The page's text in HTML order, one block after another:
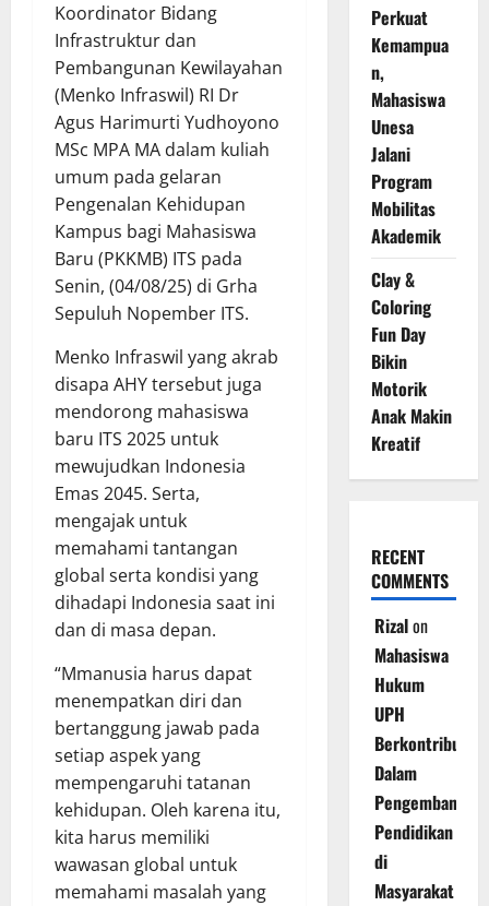
Koordinator Bidang
Infrastruktur dan
Pembangunan Kewilayahan
(Menko Infraswil) RI Dr
Agus Harimurti Yudhoyono
MSc MPA MA dalam kuliah
umum pada gelaran
Pengenalan Kehidupan
Kampus bagi Mahasiswa
Baru (PKKMB) ITS pada
Senin, (04/08/25) di Grha
Sepuluh Nopember ITS.
Menko Infraswil yang akrab
disapa AHY tersebut juga
mendorong mahasiswa
baru ITS 2025 untuk
mewujudkan Indonesia
Emas 2045. Serta,
mengajak untuk
memahami tantangan
global serta kondisi yang
dihadapi Indonesia saat ini
dan di masa depan.
“Mmanusia harus dapat
menempatkan diri dan
bertanggung jawab pada
setiap aspek yang
mempengaruhi tatanan
kehidupan. Oleh karena itu,
kita harus memiliki
wawasan global untuk
memahami masalah yang
Perkuat
Kemampua
n,
Mahasiswa
Unesa
Jalani
Program
Mobilitas
Akademik
Clay &
Coloring
Fun Day
Bikin
Motorik
Anak Makin
Kreatif
RECENT
COMMENTS
Rizalon
Mahasiswa
Hukum
UPH
Berkontribusi
Dalam
Pengembangan
Pendidikan
di
Masyarakat